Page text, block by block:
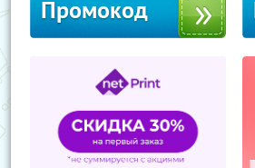
Промокод